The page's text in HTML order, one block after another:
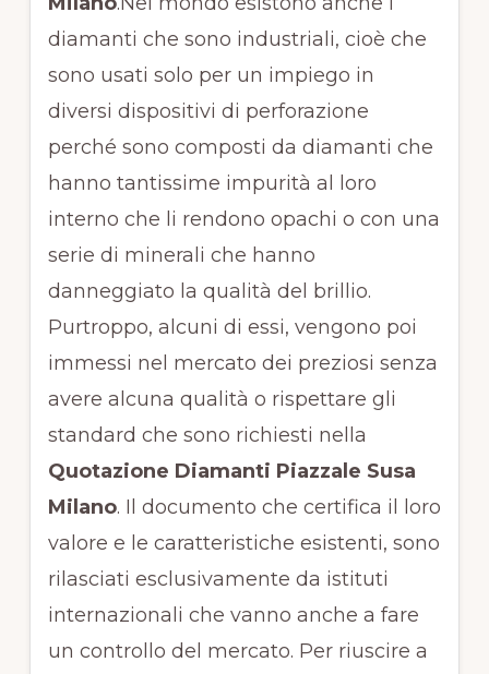
diamanti che sono industriali, cioè che
sono usati solo per un impiego in
diversi dispositivi di perforazione
perché sono composti da diamanti che
hanno tantissime impurità al loro
interno che li rendono opachi o con una
serie di minerali che hanno
danneggiato la qualità del brillio.
Purtroppo, alcuni di essi, vengono poi
immessi nel mercato dei preziosi senza
avere alcuna qualità o rispettare gli
standard che sono richiesti nella
Quotazione Diamanti Piazzale Susa
Milano. Il documento che certifica il loro
valore e le caratteristiche esistenti, sono
rilasciati esclusivamente da istituti
internazionali che vanno anche a fare
un controllo del mercato. Per riuscire a